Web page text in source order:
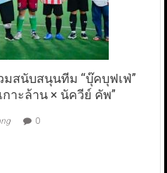
สนับสนุนทีม “บุ๊คบุฟเฟ่”
าะล้าน × นัควีย์ คัพ”
0